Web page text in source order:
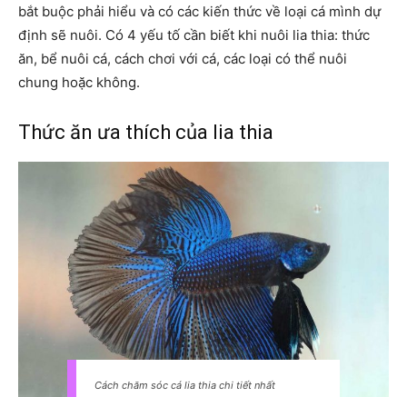
bắt buộc phải hiểu và có các kiến thức về loại cá mình dự
định sẽ nuôi. Có 4 yếu tố cần biết khi nuôi lia thia: thức
ăn, bể nuôi cá, cách chơi với cá, các loại có thể nuôi
chung hoặc không.
Thức ăn ưa thích của lia thia
Cách chăm sóc cá lia thia chi tiết nhất